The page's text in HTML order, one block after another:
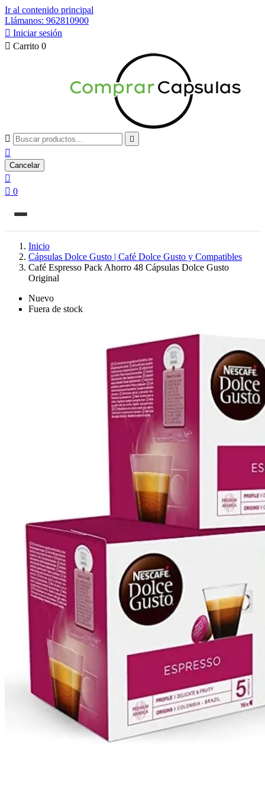
Ir al contenido principal
Llámanos: 962810900
 Iniciar sesión
 Carrito 0
 

Cancelar

 0
Inicio
Cápsulas Dolce Gusto | Café Dolce Gusto y Compatibles
Café Espresso Pack Ahorro 48 Cápsulas Dolce Gusto
Original
Nuevo
Fuera de stock